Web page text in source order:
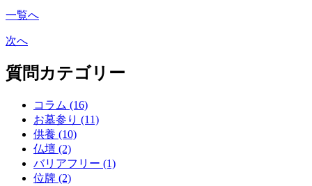
一覧へ
次へ
質問カテゴリー
コラム (16)
お墓参り (11)
供養 (10)
仏壇 (2)
バリアフリー (1)
位牌 (2)